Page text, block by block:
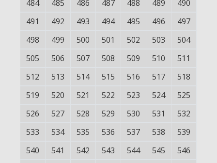
484 485 486 487 488 489
490
491
492 493 494 495 496
497
498
499 500 501 502 503
504
505
506 507 508 509 510
511
512
513 514 515 516 517
518
519
520 521 522 523 524
525
526
527 528 529 530 531
532
533
534 535 536 537 538
539
540
541 542 543 544 545
546